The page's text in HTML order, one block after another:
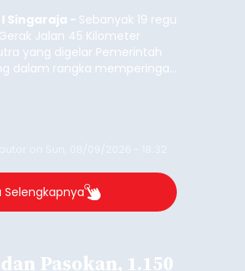
Singaraja - Sebanyak 19 regu
Jalan 45 Kilometer
yang digelar Pemerintah
dalam rangka memperingati
dari Lapangan Sepak Bola
Sabtu (8/8/2026) malam.
Selengkapnya
Pasokan, 1.150